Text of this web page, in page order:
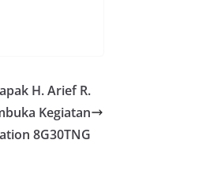
H. Arief R.
Kegiatan
8G30TNG